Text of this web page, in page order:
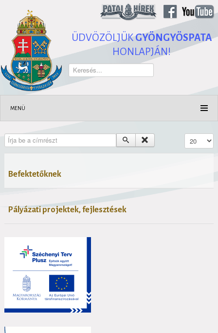
ÜDVÖZÖLJÜKGYÖNGYÖSPATA
HONLAPJÁN!
Keresés...
MENÜ
Írja be a címrészt
Befektetőknek
Pályázati projektek, fejlesztések